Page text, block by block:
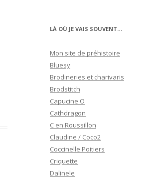
LÀ OÙ JE VAIS SOUVENT…
Mon site de préhistoire
Bluesy
Brodineries et charivaris
Brodstitch
Capucine O
Cathdragon
C en Roussillon
Claudine / Coco2
Coccinelle Poitiers
Criquette
Dalinele